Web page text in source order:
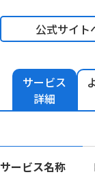
公式サイト
サービス
詳細
サービス名称